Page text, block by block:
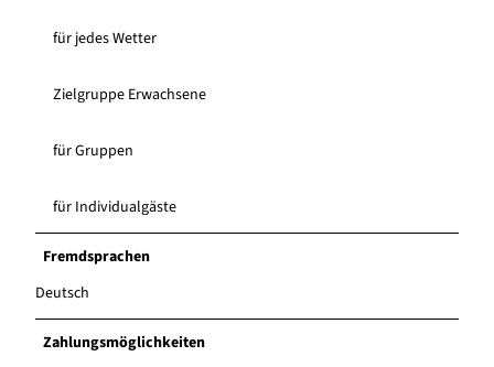
für jedes Wetter
Zielgruppe Erwachsene
für Gruppen
für Individualgäste
Fremdsprachen
Deutsch
Zahlungsmöglichkeiten